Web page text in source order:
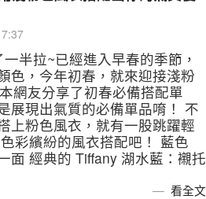
半拉~已經進入早春的季節，
色，今年初春，就來迎接淺粉
網友分享了初春必備搭配單
展現出氣質的必備單品唷！ 不
上粉色風衣，就有一股跳躍輕
彩繽紛的風衣搭配吧！ 藍色
面 經典的 Tiffany 湖水藍：襯托
看全文